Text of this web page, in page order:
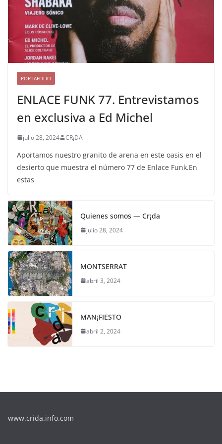
PORTAFOLIO
ENLACE FUNK 77. Entrevistamos
en exclusiva a Ed Michel
julio 28, 2024 CR¡DA
Aportamos nuestro granito de arena en este oasis en el
desierto que muestra el número 77 de Enlace Funk.En
estas
Quienes somos — Cr¡da
julio 28, 2024
MONTSERRAT
abril 3, 2024
MAN¡FIESTO
abril 2, 2024
www.crida.info.com